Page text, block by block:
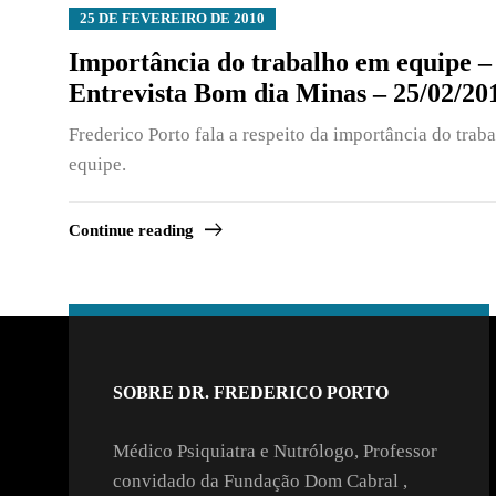
25 DE FEVEREIRO DE 2010
Importância do trabalho em equipe –
Entrevista Bom dia Minas – 25/02/
Frederico Porto fala a respeito da importância do
equipe.
Continue reading
SOBRE DR. FREDERICO PORTO
Médico Psiquiatra e Nutrólogo, Professor
convidado da Fundação Dom Cabral ,